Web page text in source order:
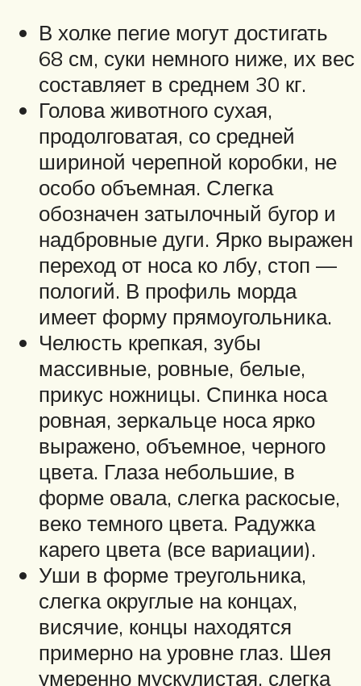
В холке пегие могут достигать
68 см, суки немного ниже, их вес
составляет в среднем 30 кг.
Голова животного сухая,
продолговатая, со средней
шириной черепной коробки, не
особо объемная. Слегка
обозначен затылочный бугор и
надбровные дуги. Ярко выражен
переход от носа ко лбу, стоп —
пологий. В профиль морда
имеет форму прямоугольника.
Челюсть крепкая, зубы
массивные, ровные, белые,
прикус ножницы. Спинка носа
ровная, зеркальце носа ярко
выражено, объемное, черного
цвета. Глаза небольшие, в
форме овала, слегка раскосые,
веко темного цвета. Радужка
карего цвета (все вариации).
Уши в форме треугольника,
слегка округлые на концах,
висячие, концы находятся
примерно на уровне глаз. Шея
умеренно мускулистая, слегка